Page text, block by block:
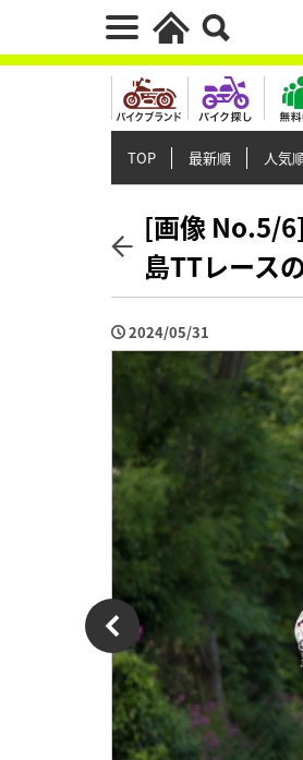
TOP 最新順 人気
[画像 No.5/
島TTレース
2024/05/31